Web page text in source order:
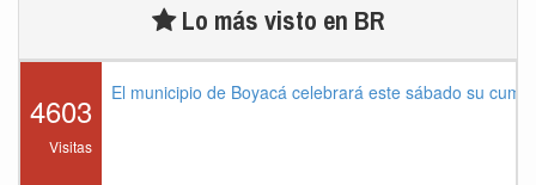
Lo más visto en BR
4603
Visitas
El municipio de Boyacá celebrará este sábado su